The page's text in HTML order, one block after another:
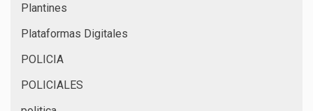
Plantines
Plataformas Digitales
POLICIA
POLICIALES